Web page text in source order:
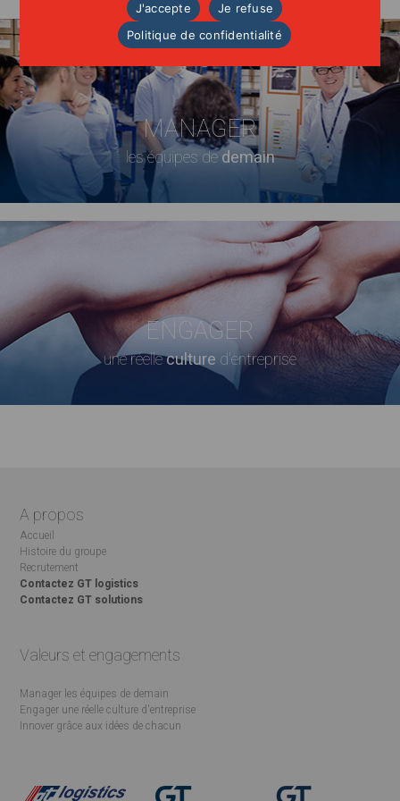
MANAGER
les équipes dedemain
ENGAGER
une réelleculture d'entreprise
A propos
Accueil
Histoire du groupe
Recrutement
Contactez GT logistics
Contactez GT solutions
Valeurs et engagements
Manager les équipes de demain
Engager une réelle culture d'entreprise
Innover grâce aux idées de chacun
J'accepte
Je refuse
Politique de confidentialité